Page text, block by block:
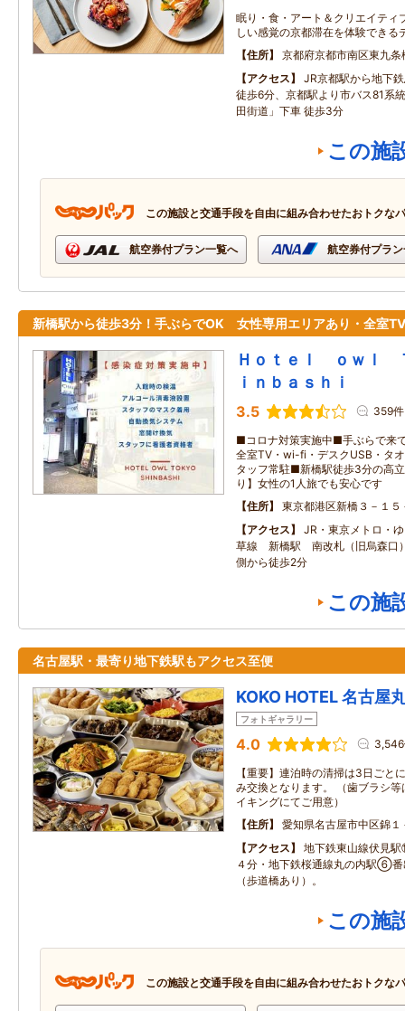
眠り・食・アート＆クリエイティ
しい感覚の京都滞在を体験できる
住所
京都府京都市南区東九
アクセス
JR京都駅から地下
徒歩6分、京都駅より市バス81系
田街道」下車 徒歩3分
この施
この施設と交通手段を自由に組み合わせたおトクな
航空券付プラン一覧へ 航空券付プラ
新橋駅から徒歩3分！手ぶらでOK 女性専用エリアあり・全室
Ｈｏｔｅｌ ｏｗｌ
ｉｎｂａｓｈｉ
3.5 359件
■コロナ対策実施中■手ぶらで来
全室TV・wi-fi・デスクUSB・タ
タッフ常駐■新橋駅徒歩3分の高
り】女性の1人旅でも安心です
住所
東京都港区新橋３－１
アクセス
JR・東京メトロ・
草線 新橋駅 南改札（旧烏森口
側から徒歩2分
この施
名古屋駅・最寄り地下鉄駅もアクセス至便
KOKO HOTEL 名古屋
フォトギャラリー
4.0
【重要】連泊時の清掃は3日ごと
み交換となります。 （歯ブラシ
イキングにてご用意）
住所
愛知県名古屋市中区錦１
アクセス
地下鉄東山線伏見
４分・地下鉄桜通線丸の内駅⑥番
（歩道橋あり）。
この施
この施設と交通手段を自由に組み合わせたおトクな